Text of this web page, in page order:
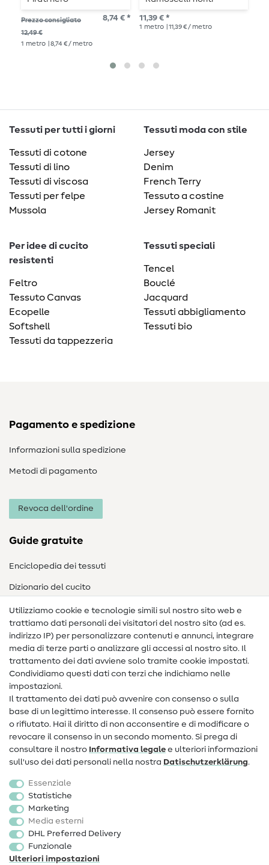
Prezzo consigliato
12,49 €
8,74 € *
1 metro | 8,74 € / metro
marrone scuro
11,39 € *
1 metro | 11,39 € / metro
Tessuti per tutti i giorni
Tessuti di cotone
Tessuti di lino
Tessuti di viscosa
Tessuti per felpe
Mussola
Tessuti moda con stile
Jersey
Denim
French Terry
Tessuto a costine
Jersey Romanit
Per idee di cucito
resistenti
Feltro
Tessuto Canvas
Ecopelle
Softshell
Tessuti da tappezzeria
Tessuti speciali
Tencel
Bouclé
Jacquard
Tessuti abbigliamento
Tessuti bio
Pagamento e spedizione
Informazioni sulla spedizione
Metodi di pagamento
Revoca dell'ordine
Guide gratuite
Enciclopedia dei tessuti
Dizionario del cucito
Nähanleitungen
Assistenza e contatto
Contatto
Informazioni sul nuovo proprietario
FAQ
Diritto di recesso
Popolare
Accessori cucito
Sale
Utilizziamo cookie e tecnologie simili sul nostro sito web e
trattiamo dati personali dei visitatori del nostro sito (ad es.
indirizzo IP) per personalizzare contenuti e annunci, integrare
media di terze parti o analizzare gli accessi al nostro sito. Il
trattamento dei dati avviene solo tramite cookie impostati.
Condividiamo questi dati con terzi che indichiamo nelle
impostazioni.
Il trattamento dei dati può avvenire con consenso o sulla
base di un legittimo interesse. Il consenso può essere fornito
o rifiutato. Hai il diritto di non acconsentire e di modificare o
revocare il consenso in un secondo momento. Si prega di
consultare il nostro Informativa legale e ulteriori informazioni
sull'uso dei dati personali nella nostra Dati­schutz­erklärung.
Essenziale
Statistiche
Marketing
Media esterni
DHL Preferred Delivery
Funzionale
Ulteriori impostazioni